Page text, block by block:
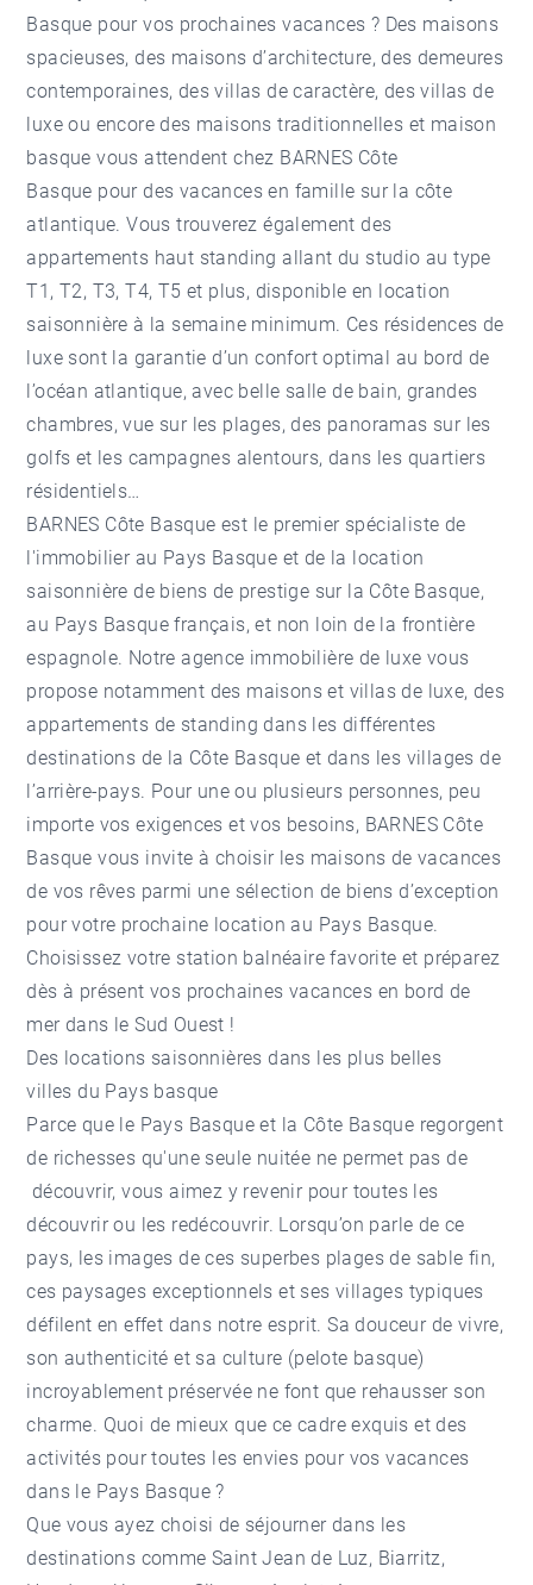
Basque pour vos prochaines vacances ? Des maisons
spacieuses, des maisons d’architecture, des demeures
contemporaines, des villas de caractère, des villas de
luxe ou encore des maisons traditionnelles et maison
basque vous attendent chez BARNES Côte
Basque pour des vacances en famille sur la côte
atlantique. Vous trouverez également des
appartements haut standing allant du studio au type
T1, T2, T3, T4, T5 et plus, disponible en location
saisonnière à la semaine minimum. Ces résidences de
luxe sont la garantie d’un confort optimal au bord de
l’océan atlantique, avec belle salle de bain, grandes
chambres, vue sur les plages, des panoramas sur les
golfs et les campagnes alentours, dans les quartiers
résidentiels…
BARNES Côte Basque est le premier spécialiste de
l'immobilier au Pays Basque et de la location
saisonnière de biens de prestige sur la Côte Basque,
au Pays Basque français, et non loin de la frontière
espagnole. Notreagence immobilière de luxe vous
propose notamment des maisons et villas de luxe, des
appartements de standing dans les différentes
destinations de la Côte Basque et dans les villages de
l’arrière-pays. Pour une ou plusieurs personnes, peu
importe vos exigences et vos besoins, BARNES Côte
Basque vous invite à choisir les maisons de vacances
de vos rêves parmi une sélection de biens d’exception
pour votre prochaine location au Pays Basque.
Choisissez votre station balnéaire favorite et préparez
dès à présent vos prochaines vacances en bord de
mer dans le Sud Ouest !
Des locations saisonnières dans les plus belles
villes du Pays basque
Parce que le Pays Basque et la Côte Basque regorgent
de richesses qu'une seule nuitée ne permet pas de
découvrir, vous aimez y revenir pour toutes les
découvrir ou les redécouvrir. Lorsqu’on parle de ce
pays, les images de ces superbes plages de sable fin,
ces paysages exceptionnels et ses villages typiques
défilent en effet dans notre esprit. Sa douceur de vivre,
son authenticité et sa culture (pelote basque)
incroyablement préservée ne font que rehausser son
charme. Quoi de mieux que ce cadre exquis et des
activités pour toutes les envies pour vos vacances
dans le Pays Basque ?
Que vous ayez choisi de séjourner dans les
destinations commeSaint Jean de Luz, Biarritz,